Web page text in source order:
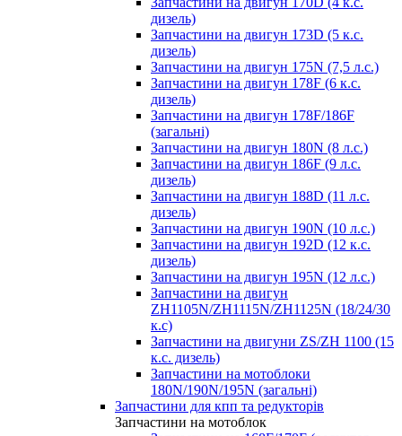
дизель)
Запчастини на двигун 173D (5 к.с.
дизель)
Запчастини на двигун 175N (7,5 л.с.)
Запчастини на двигун 178F (6 к.с.
дизель)
Запчастини на двигун 178F/186F
(загальні)
Запчастини на двигун 180N (8 л.с.)
Запчастини на двигун 186F (9 л.с.
дизель)
Запчастини на двигун 188D (11 л.с.
дизель)
Запчастини на двигун 190N (10 л.с.)
Запчастини на двигун 192D (12 к.с.
дизель)
Запчастини на двигун 195N (12 л.с.)
Запчастини на двигун
ZH1105N/ZH1115N/ZH1125N (18/24/30
к.с)
Запчастини на двигуни ZS/ZH 1100 (15
к.с. дизель)
Запчастини на мотоблоки
180N/190N/195N (загальні)
Запчастини для кпп та редукторів
Запчастини на мотоблок